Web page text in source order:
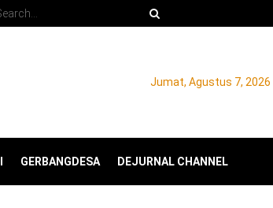
Jumat, Agustus 7, 2026
GERBANGDESA DEJURNAL CHANNEL